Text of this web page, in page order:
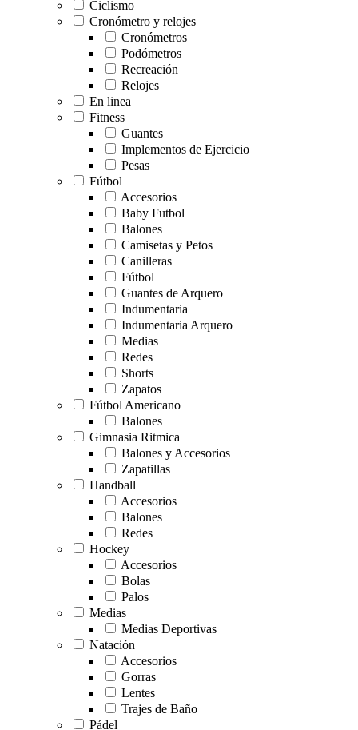
Ciclismo
Cronómetro y relojes
Cronómetros
Podómetros
Recreación
Relojes
En linea
Fitness
Guantes
Implementos de Ejercicio
Pesas
Fútbol
Accesorios
Baby Futbol
Balones
Camisetas y Petos
Canilleras
Fútbol
Guantes de Arquero
Indumentaria
Indumentaria Arquero
Medias
Redes
Shorts
Zapatos
Fútbol Americano
Balones
Gimnasia Ritmica
Balones y Accesorios
Zapatillas
Handball
Accesorios
Balones
Redes
Hockey
Accesorios
Bolas
Palos
Medias
Medias Deportivas
Natación
Accesorios
Gorras
Lentes
Trajes de Baño
Pádel